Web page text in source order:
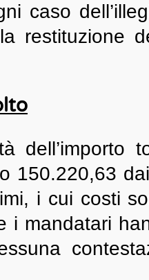
caso
restituzione
dell’importo
150.220,63
i cui costi
i mandatari